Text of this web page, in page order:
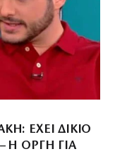
ΈΧΕΙ ΔΊΚΙΟ
Η ΟΡΓΉ ΓΙΑ